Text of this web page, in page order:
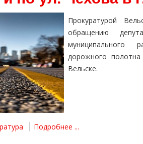
Прокуратурой
обращению
муниципального
дорожного
Вельске.
Подробнее ...